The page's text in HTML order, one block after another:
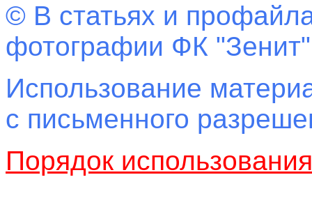
© В статьях и
фотографии ФК
Использование
с письменного
Порядок